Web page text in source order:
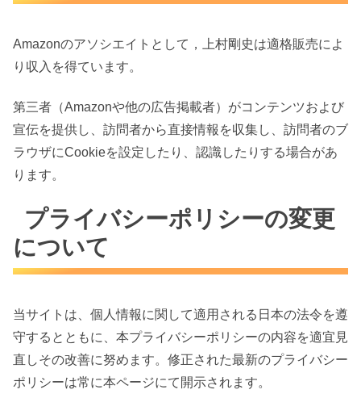
Amazonのアソシエイトとして，上村剛史は適格販売によ
り収入を得ています。
第三者（Amazonや他の広告掲載者）がコンテンツおよび
宣伝を提供し、訪問者から直接情報を収集し、訪問者のブ
ラウザにCookieを設定したり、認識したりする場合があ
ります。
プライバシーポリシーの変更
について
当サイトは、個人情報に関して適用される日本の法令を遵
守するとともに、本プライバシーポリシーの内容を適宜見
直しその改善に努めます。修正された最新のプライバシー
ポリシーは常に本ページにて開示されます。